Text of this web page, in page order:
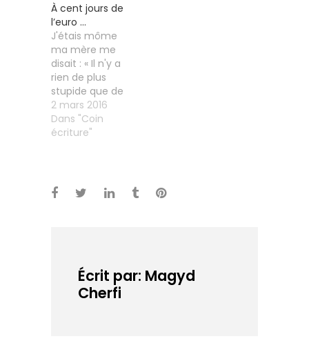
monde ou sur…
À cent jours de
l’euro …
J'étais môme
ma mère me
disait : « Il n'y a
rien de plus
stupide que de
courir derrière
une balle qu'il
faut
tête qu'on
devient un
Mon fils, c'est
pas bien de se
servir…
2 mars 2016
Dans "Coin
écriture"
Écrit par: Magyd
Cherfi
Merci de votre soutien